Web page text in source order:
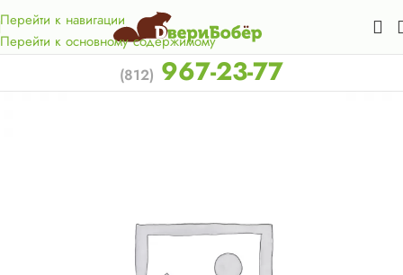
Перейти к навигации
Перейти к основному содержимому
км. от КАД.
(812) 967-23-77